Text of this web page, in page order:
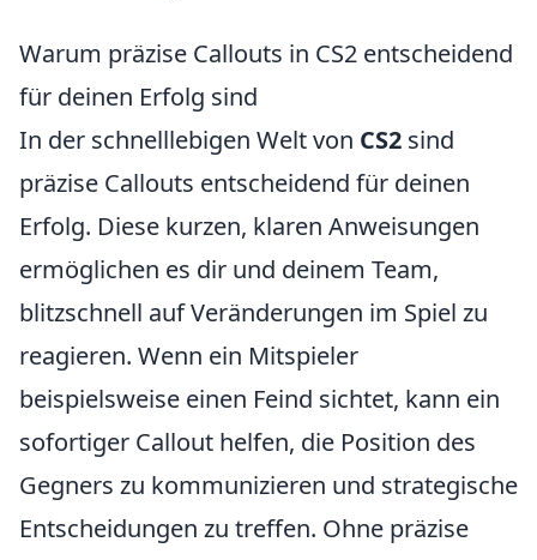
Warum präzise Callouts in CS2 entscheidend
für deinen Erfolg sind
In der schnelllebigen Welt von CS2 sind
präzise Callouts entscheidend für deinen
Erfolg. Diese kurzen, klaren Anweisungen
ermöglichen es dir und deinem Team,
blitzschnell auf Veränderungen im Spiel zu
reagieren. Wenn ein Mitspieler
beispielsweise einen Feind sichtet, kann ein
sofortiger Callout helfen, die Position des
Gegners zu kommunizieren und strategische
Entscheidungen zu treffen. Ohne präzise